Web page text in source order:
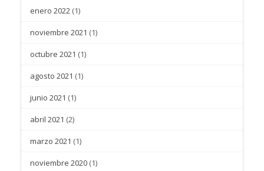
enero 2022 (1)
noviembre 2021 (1)
octubre 2021 (1)
agosto 2021 (1)
junio 2021 (1)
abril 2021 (2)
marzo 2021 (1)
noviembre 2020 (1)